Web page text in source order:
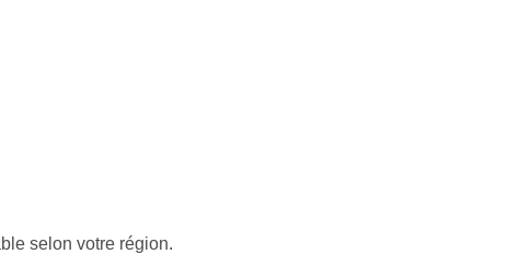
selon votre région.